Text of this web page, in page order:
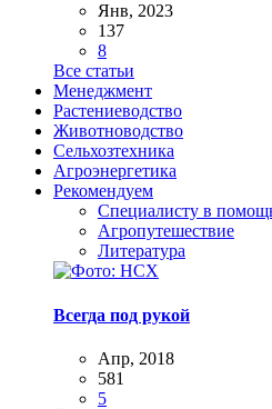
Янв, 2023
137
8
Все статьи
Менеджмент
Растениеводство
Животноводство
Сельхозтехника
Агроэнергетика
Рекомендуем
Специалисту в
Агропутешествие
Литература
Всегда под рукой
Апр, 2018
581
5